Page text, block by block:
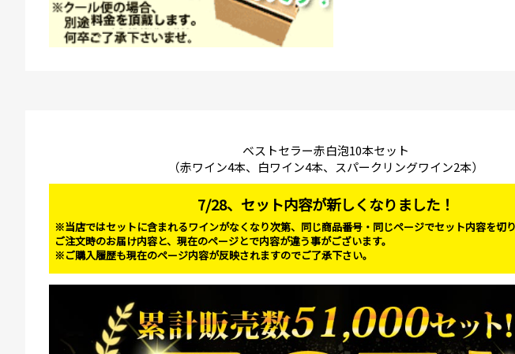
ベストセラー赤白泡10本セット
（赤ワイン4本、白ワイン4本、スパークリングワイン2本）
7/28、セット内容が新しくなりました！
※当店ではセットに含まれるワインがなくなり次第、同じ商品番号・同じページでセット内容を切り
ご注文時のお届け内容と、現在のページとで内容が違う事がございます。
※ご購入履歴も現在のページ内容が反映されますのでご了承下さい。